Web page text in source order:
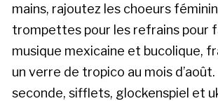
mains, rajoutez les choeurs
trompettes pour les refrains pour
musique mexicaine et bucolique,
un verre de tropico au mois d’août.
seconde, sifflets, glockenspiel et